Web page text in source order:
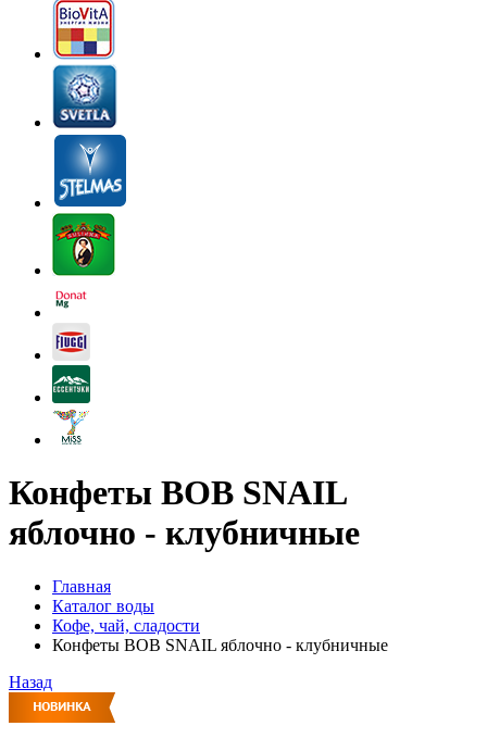
Конфеты BOB SNAIL
яблочно - клубничные
Главная
Каталог воды
Кофе, чай, сладости
Конфеты BOB SNAIL яблочно - клубничные
Назад